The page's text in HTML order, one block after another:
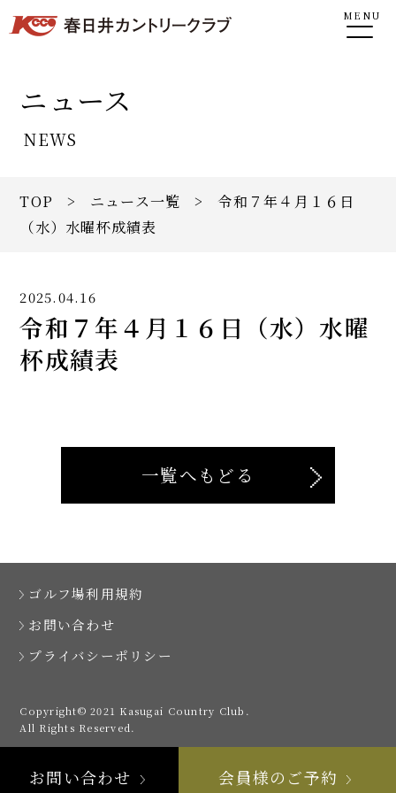
MENU
ニュース
NEWS
TOP > ニュース一覧 > 令和７年４月１６日
（水）水曜杯成績表
2025.04.16
令和７年４月１６日（水）水曜
杯成績表
一覧へもどる
ゴルフ場利用規約
お問い合わせ
プライバシーポリシー
Copyright© 2021 Kasugai Country Club.
All Rights Reserved.
お問い合わせ 会員様のご予約